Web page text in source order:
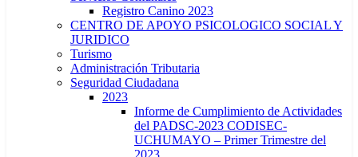
Registro Canino 2023
CENTRO DE APOYO PSICOLOGICO SOCIAL Y
JURIDICO
Turismo
Administración Tributaria
Seguridad Ciudadana
2023
Informe de Cumplimiento de Actividades
del PADSC-2023 CODISEC-
UCHUMAYO – Primer Trimestre del
2023